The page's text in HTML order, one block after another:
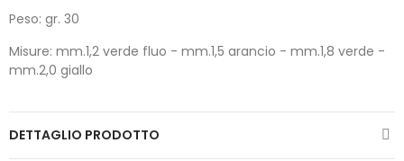
Peso: gr. 30
Misure: mm.1,2 verde fluo - mm.1,5 arancio - mm.1,8 verde -
mm.2,0 giallo
DETTAGLIO PRODOTTO